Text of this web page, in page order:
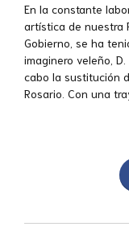
En la constante
artística de nuestra
Gobierno, se ha
imaginero veleño,
cabo la sustitución
Rosario. Con una